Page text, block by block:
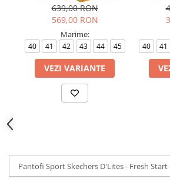
639,00 RON
569,00 RON
Marime:
40 41 42 43 44 45
VEZI VARIANTE
40 41
Pantofi Sport Skechers D'Lites - Fresh Start